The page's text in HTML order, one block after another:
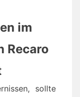
im
Recaro
sollte